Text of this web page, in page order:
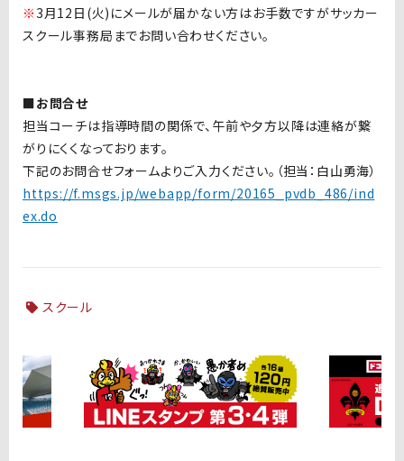
※ 3月12日(火)にメールが届かない方はお手数ですがサッカー
スクール事務局までお問い合わせください。
■お問合せ
担当コーチは指導時間の関係で、午前や夕方以降は連絡が繋
がりにくくなっております。
下記のお問合せフォームよりご入力ください。（担当：白山勇海）
https://f.msgs.jp/webapp/form/20165_pvdb_486/ind
ex.do
スクール